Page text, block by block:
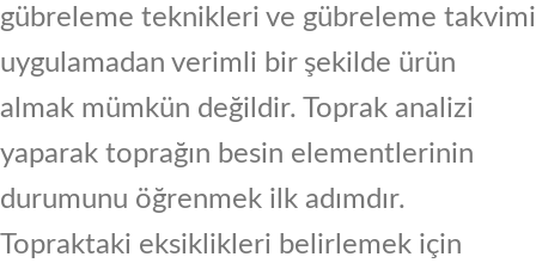
gübreleme teknikleri ve gübreleme takvimi
uygulamadan verimli bir şekilde ürün
almak mümkün değildir. Toprak analizi
yaparak toprağın besin elementlerinin
durumunu öğrenmek ilk adımdır.
Topraktaki eksiklikleri belirlemek için